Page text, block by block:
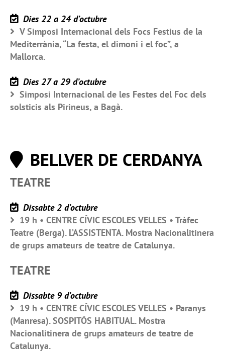
Dies 22 a 24 d’octubre
V Simposi Internacional dels Focs Festius de la
Mediterrània, “La festa, el dimoni i el foc”, a
Mallorca.
Dies 27 a 29 d’octubre
Simposi Internacional de les Festes del Foc dels
solsticis als Pirineus, a Bagà.
BELLVER DE CERDANYA
TEATRE
Dissabte 2 d’octubre
19 h • CENTRE CÍVIC ESCOLES VELLES • Tràfec
Teatre (Berga). L’ASSISTENTA. Mostra Nacionalitinera
de grups amateurs de teatre de Catalunya.
TEATRE
Dissabte 9 d’octubre
19 h • CENTRE CÍVIC ESCOLES VELLES • Paranys
(Manresa). SOSPITÓS HABITUAL. Mostra
Nacionalitinera de grups amateurs de teatre de
Catalunya.